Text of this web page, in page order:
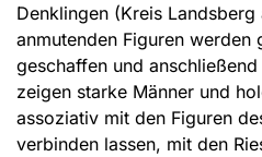
Denklingen (Kreis
anmutenden Figuren werden
geschaffen und
zeigen starke Männer und
assoziativ mit den Figuren
verbinden lassen, mit den